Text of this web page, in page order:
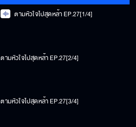
ตามหัวใจไปสุดหล้า EP.27[1/4]
ตามหัวใจไปสุดหล้า EP.27[2/4]
ตามหัวใจไปสุดหล้า EP.27[3/4]